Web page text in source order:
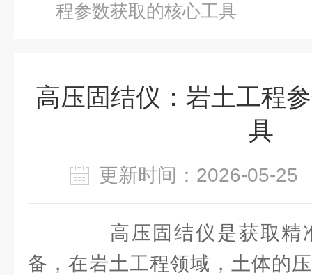
程参数获取的核心工具
高压固结仪：岩土工程
具
更新时间：2026-05-
高压固结仪是获取精
备，在岩土工程领域，土体的